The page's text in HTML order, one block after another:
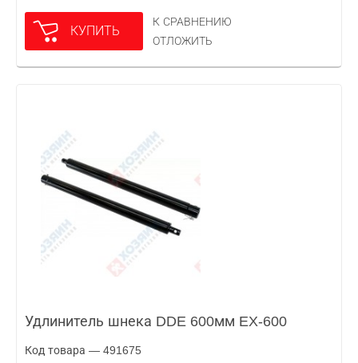
КУПИТЬ
К СРАВНЕНИЮ
ОТЛОЖИТЬ
Удлинитель шнека DDE 600мм EX-600
Код товара — 491675